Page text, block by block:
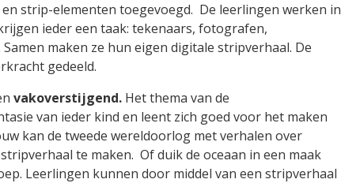
strip-elementen toegevoegd. De leerlingen werken in
ieder een taak: tekenaars, fotografen,
maken ze hun eigen digitale stripverhaal. De
gedeeld.
vakoverstijgend. Het thema van de
van ieder kind en leent zich goed voor het maken
kan de tweede wereldoorlog met verhalen over
te maken. Of duik de oceaan in een maak
Leerlingen kunnen door middel van een stripverhaal